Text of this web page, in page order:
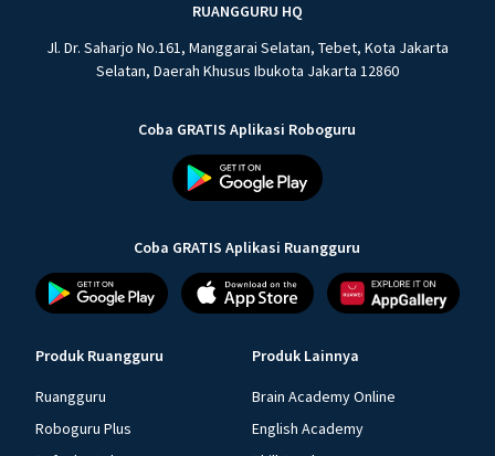
RUANGGURU HQ
Jl. Dr. Saharjo No.161, Manggarai Selatan, Tebet, Kota Jakarta
Selatan, Daerah Khusus Ibukota Jakarta 12860
Coba GRATIS Aplikasi Roboguru
Coba GRATIS Aplikasi Ruangguru
Produk Ruangguru
Ruangguru
Roboguru Plus
Produk Lainnya
Brain Academy Online
English Academy